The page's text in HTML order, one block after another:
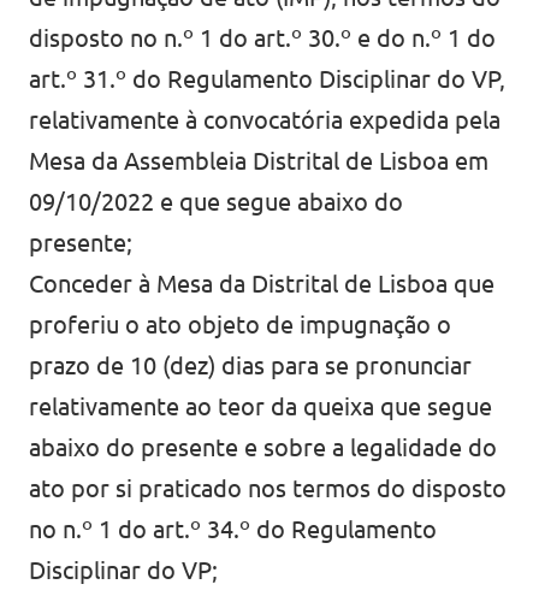
disposto no n.º 1 do art.º 30.º e do n.º 1 do
art.º 31.º do Regulamento Disciplinar do VP,
relativamente à convocatória expedida pela
Mesa da Assembleia Distrital de Lisboa em
09/10/2022 e que segue abaixo do
presente;
Conceder à Mesa da Distrital de Lisboa que
proferiu o ato objeto de impugnação o
prazo de 10 (dez) dias para se pronunciar
relativamente ao teor da queixa que segue
abaixo do presente e sobre a legalidade do
ato por si praticado nos termos do disposto
no n.º 1 do art.º 34.º do Regulamento
Disciplinar do VP;